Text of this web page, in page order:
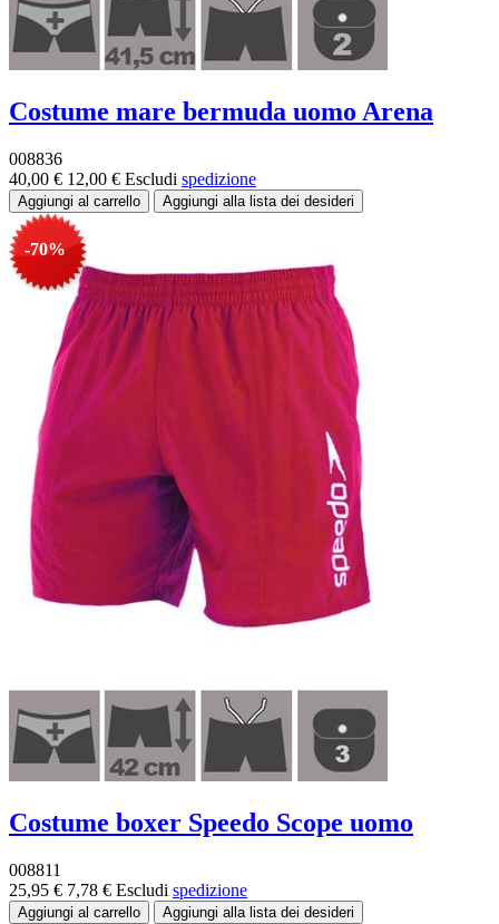
Costume mare bermuda uomo Arena
008836
40,00 € 12,00 € Escludi spedizione
-70%
Costume boxer Speedo Scope uomo
008811
25,95 € 7,78 € Escludi spedizione